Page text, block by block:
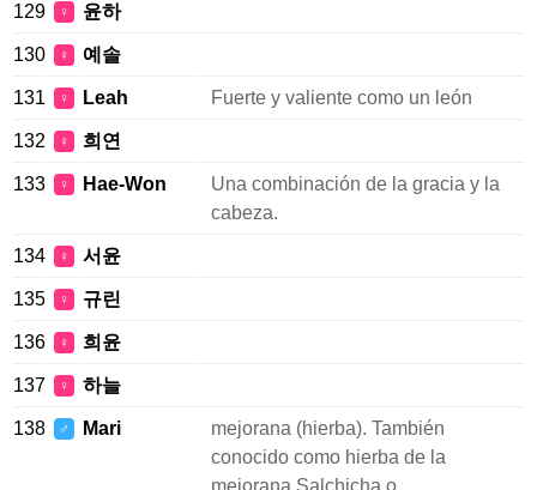
129 ♀ 윤하
130 ♀ 예솔
131 ♀ Leah Fuerte y valiente como un león
132 ♀ 희연
133 ♀ Hae-Won
Una combinación de la gracia y la
cabeza.
134 ♀ 서윤
135 ♀ 규린
136 ♀ 희윤
137 ♀ 하늘
138 ♂ Mari
mejorana (hierba). También
conocido como hierba de la
mejorana Salchicha o